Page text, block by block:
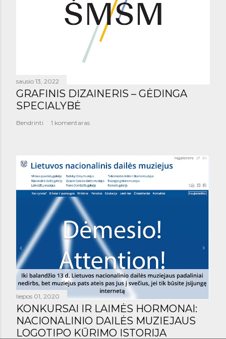
sausio 13, 2022
GRAFINIS DIZAINERIS – GĖDINGA
SPECIALYBĖ
Bendrinti 1 komentaras
liepos 01, 2020
KONKURSAI IR LAIMĖS HORMONAI:
NACIONALINIO DAILĖS MUZIEJAUS
LOGOTIPO KŪRIMO ISTORIJA